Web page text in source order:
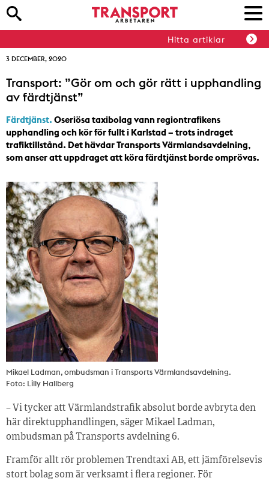
Hitta artiklar
3 DECEMBER, 2020
Transport: ”Gör om och gör rätt i upphandling
av färdtjänst”
Färdtjänst. Oseriösa taxibolag vann regiontrafikens
upphandling och kör för fullt i Karlstad – trots indraget
trafiktillstånd. Det hävdar Transports Värmlandsavdelning,
som anser att uppdraget att köra färdtjänst borde omprövas.
Mikael Ladman, ombudsman i Transports Värmlandsavdelning.
Foto: Lilly Hallberg
– Vi tycker att Värmlandstrafik absolut borde avbryta den
här direktupphandlingen, säger Mikael Ladman,
ombudsman på Transports avdelning 6.
Framför allt rör problemen Trendtaxi AB, ett jämförelsevis
stort bolag som är verksamt i flera regioner. För